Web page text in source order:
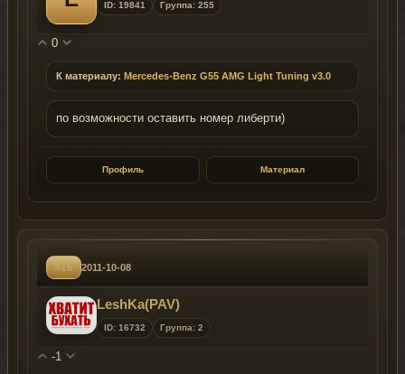
ID: 19841 Группа: 255
0
К материалу: Mercedes-Benz G55 AMG Light Tuning v3.0
по возможности оставить номер либерти)
Профиль Материал
#16 2011-10-08
LeshKa(PAV)
ID: 16732 Группа: 2
-1